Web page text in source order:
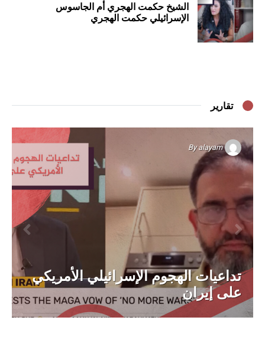
الشيخ حكمت الهجري أم الجاسوس
الإسرائيلي حكمت الهجري
تقارير
Byalayam
تداعيات الهجوم الإسرائيلي الأمريكي
على إيران